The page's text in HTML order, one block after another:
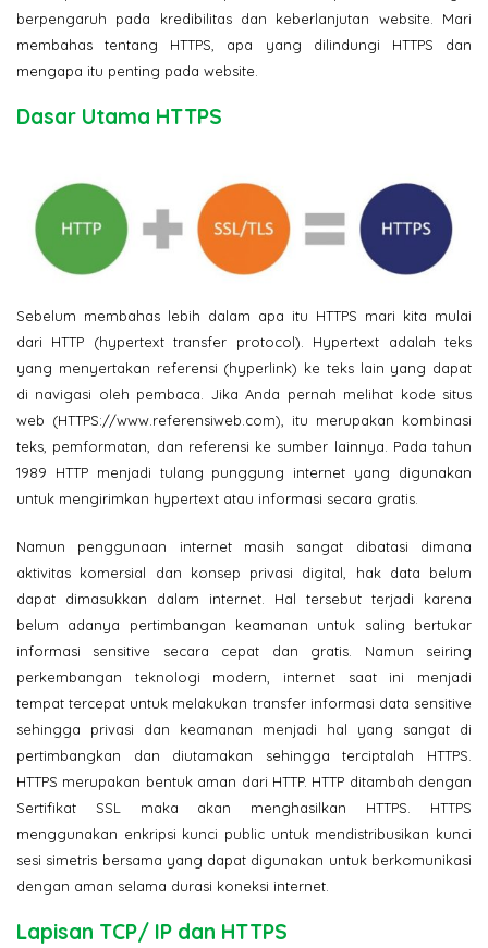
berpengaruh pada kredibilitas dan keberlanjutan website. Mari
membahas tentang HTTPS, apa yang dilindungi HTTPS dan
mengapa itu penting pada website.
Dasar Utama HTTPS
Sebelum membahas lebih dalam apa itu HTTPS mari kita mulai
dari HTTP (hypertext transfer protocol). Hypertext adalah teks
yang menyertakan referensi (hyperlink) ke teks lain yang dapat
di navigasi oleh pembaca. Jika Anda pernah melihat kode situs
web (HTTPS://www.referensiweb.com), itu merupakan kombinasi
teks, pemformatan, dan referensi ke sumber lainnya. Pada tahun
1989 HTTP menjadi tulang punggung internet yang digunakan
untuk mengirimkan hypertext atau informasi secara gratis.
Namun penggunaan internet masih sangat dibatasi dimana
aktivitas komersial dan konsep privasi digital, hak data belum
dapat dimasukkan dalam internet. Hal tersebut terjadi karena
belum adanya pertimbangan keamanan untuk saling bertukar
informasi sensitive secara cepat dan gratis. Namun seiring
perkembangan teknologi modern, internet saat ini menjadi
tempat tercepat untuk melakukan transfer informasi data sensitive
sehingga privasi dan keamanan menjadi hal yang sangat di
pertimbangkan dan diutamakan sehingga terciptalah HTTPS.
HTTPS merupakan bentuk aman dari HTTP. HTTP ditambah dengan
Sertifikat SSL maka akan menghasilkan HTTPS. HTTPS
menggunakan enkripsi kunci public untuk mendistribusikan kunci
sesi simetris bersama yang dapat digunakan untuk berkomunikasi
dengan aman selama durasi koneksi internet.
Lapisan TCP/ IP dan HTTPS